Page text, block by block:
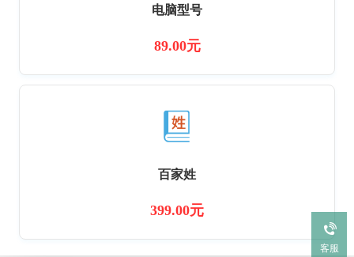
电脑型号
89.00元
百家姓
399.00元
客服